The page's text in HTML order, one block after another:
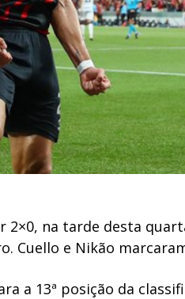
na tarde desta
Cuello e Nikão
a 13ª posição da